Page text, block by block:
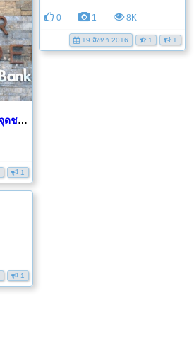
Quartier Water Garden จุดชมวิวหลังคาเมืองกรุง
1
0 1 8K
19 สิงหา 2016 1 1
1